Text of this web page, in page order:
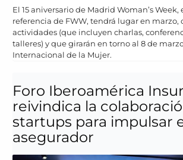
El 15 aniversario de Madrid Woman’s Week,
referencia de FWW, tendrá lugar en marzo,
actividades (que incluyen charlas,
talleres) y que girarán en torno al 8 de
Internacional de la Mujer.
Foro Iberoamérica
reivindica la
startups para impulsar
asegurador